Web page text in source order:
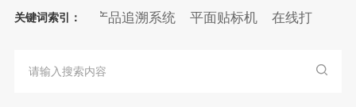
关键词索引：
自动灯检机 产品追溯系统 平面贴标机 在线打印贴标